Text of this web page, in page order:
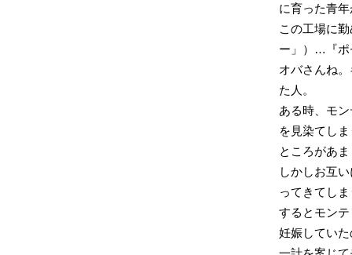
に育った青
この工場に
ー」）…『ポ
オバさんね
た人。
ある時、モ
を見染てし
ところがあ
しかしお互
ってきてし
するとモン
妊娠してい